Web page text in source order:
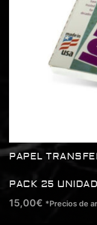
PAPEL
PACK 25
15,00€ *Precios de